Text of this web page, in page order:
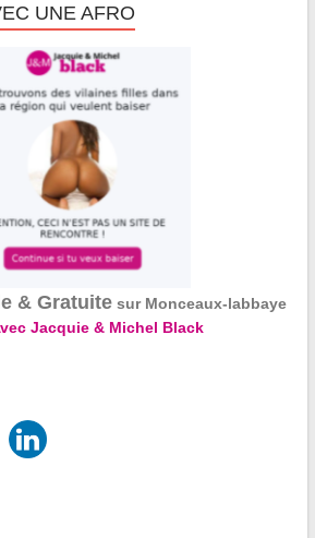
UNE AFRO
& Gratuite sur Monceaux-labbaye
Jacquie & Michel Black